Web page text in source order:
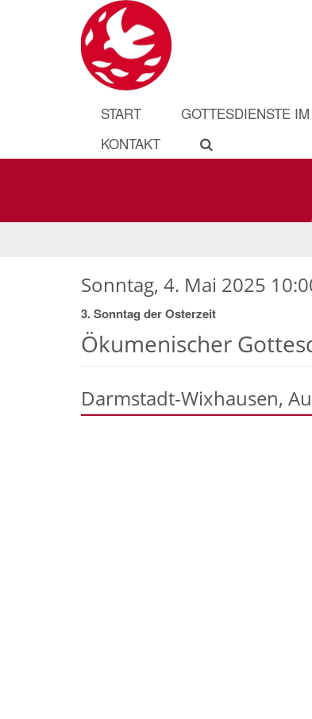
START GOTTESDIENSTE
KONTAKT
Ökumenischer
Sonntag, 4. Mai 2025
3. Sonntag der Osterzeit
Darmstadt-Wixhausen,